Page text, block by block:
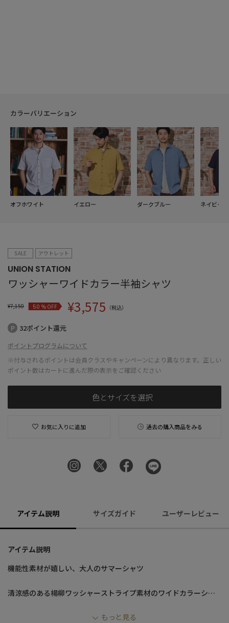
カラーバリエーション
オフホワイト イエロー ダークブルー ネイビー
SALE アウトレット
UNION STATION
ワッシャーワイドカラー半袖シャツ
¥7,150 50% OFF ¥3,575 （税込）
32ポイント還元
ポイントプログラムについて
※付与されるポイントは会員クラスやキャンペーンにより異なります。正しい
ポイント数はカートに進んだ際の表示をご確認ください
色とサイズを選択
お気に入りに追加 過去の購入商品をみる
アイテム説明 サイズガイド ユーザーレビュー
アイテム説明
機能性素材が嬉しい、大人のサマーシャツ
清涼感のある楊柳ワッシャーストライプ素材のワイドカラーシャ
美しいシボが見た目からも涼しげな印 象を与えてくれます。
もっと見る